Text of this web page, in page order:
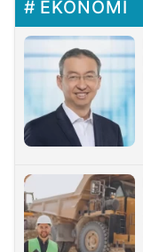
EKONOMI